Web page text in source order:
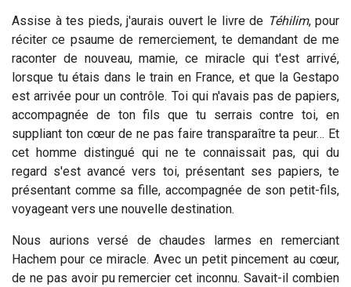
Assise à tes pieds, j'aurais ouvert le livre de Téhilim, pour
réciter ce psaume de remerciement, te demandant de me
raconter de nouveau, mamie, ce miracle qui t'est arrivé,
lorsque tu étais dans le train en France, et que la Gestapo
est arrivée pour un contrôle. Toi qui n'avais pas de papiers,
accompagnée de ton fils que tu serrais contre toi, en
suppliant ton cœur de ne pas faire transparaître ta peur… Et
cet homme distingué qui ne te connaissait pas, qui du
regard s'est avancé vers toi, présentant ses papiers, te
présentant comme sa fille, accompagnée de son petit-fils,
voyageant vers une nouvelle destination.
Nous aurions versé de chaudes larmes en remerciant
Hachem pour ce miracle. Avec un petit pincement au cœur,
de ne pas avoir pu remercier cet inconnu. Savait-il combien